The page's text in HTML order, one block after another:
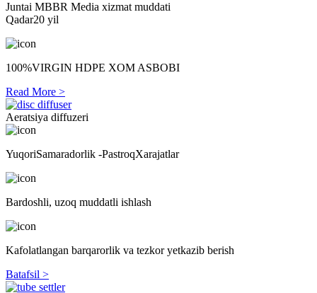
Juntai MBBR Media xizmat muddati
Qadar20 yil
100%VIRGIN HDPE XOM ASBOBI
Read More >
Aeratsiya diffuzeri
YuqoriSamaradorlik -PastroqXarajatlar
Bardoshli, uzoq muddatli ishlash
Kafolatlangan barqarorlik va tezkor yetkazib berish
Batafsil >